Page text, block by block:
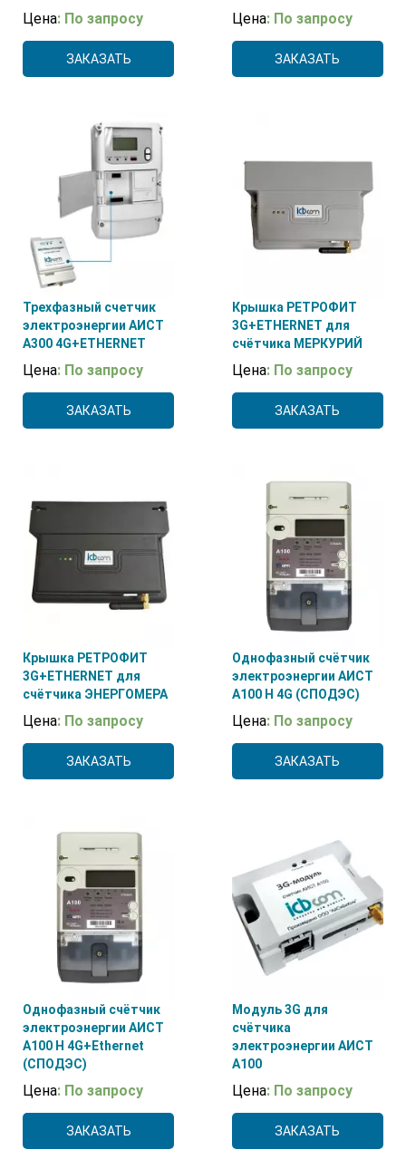
Цена: По запросу
ЗАКАЗАТЬ
Цена: По запросу
ЗАКАЗАТЬ
Трехфазный счетчик
электроэнергии АИСТ
А300 4G+ETHERNET
Цена: По запросу
ЗАКАЗАТЬ
Крышка РЕТРОФИТ
3G+ETHERNET для
счётчика МЕРКУРИЙ
Цена: По запросу
ЗАКАЗАТЬ
Крышка РЕТРОФИТ
3G+ETHERNET для
счётчика ЭНЕРГОМЕРА
Цена: По запросу
ЗАКАЗАТЬ
Однофазный счётчик
электроэнергии АИСТ
А100 H 4G (СПОДЭС)
Цена: По запросу
ЗАКАЗАТЬ
Однофазный счётчик
электроэнергии АИСТ
А100 H 4G+Ethernet
(СПОДЭС)
Цена: По запросу
ЗАКАЗАТЬ
Модуль 3G для
счётчика
электроэнергии АИСТ
А100
Цена: По запросу
ЗАКАЗАТЬ